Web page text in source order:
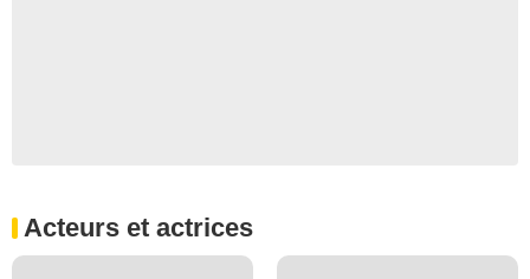
Acteurs et actrices